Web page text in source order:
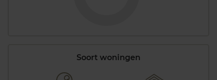
Soort woningen